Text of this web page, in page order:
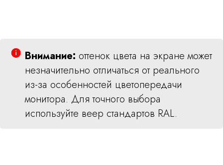
Внимание: оттенок цвета на экране может
незначительно отличаться от реального
из-за особенностей цветопередачи
монитора. Для точного выбора
используйте веер стандартов RAL.